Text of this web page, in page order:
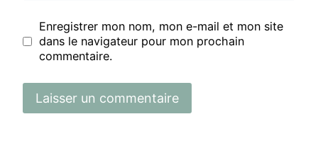
Enregistrer mon nom, mon e-mail et mon site
dans le navigateur pour mon prochain
commentaire.